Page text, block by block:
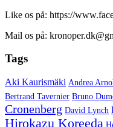
Like os på: https://
Mail os på:
Tags
Aki Kaurismäki Andrea
Bertrand Tavernier Bruno
Cronenberg David Lynch
Hirokazu Koreeda